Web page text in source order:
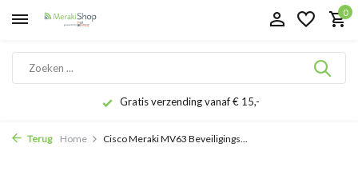
0
Gratis verzending vanaf € 15,-
Terug Home Cisco Meraki MV63 Beveiligings...